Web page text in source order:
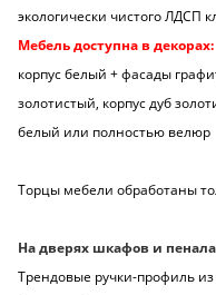
экологически чистого ЛДСП
Мебель доступна в декорах:
корпус белый + фасады
золотистый, корпус дуб
белый или полностью велюр
Торцы мебели обработаны
На дверях шкафов и
Трендовые ручки-профиль